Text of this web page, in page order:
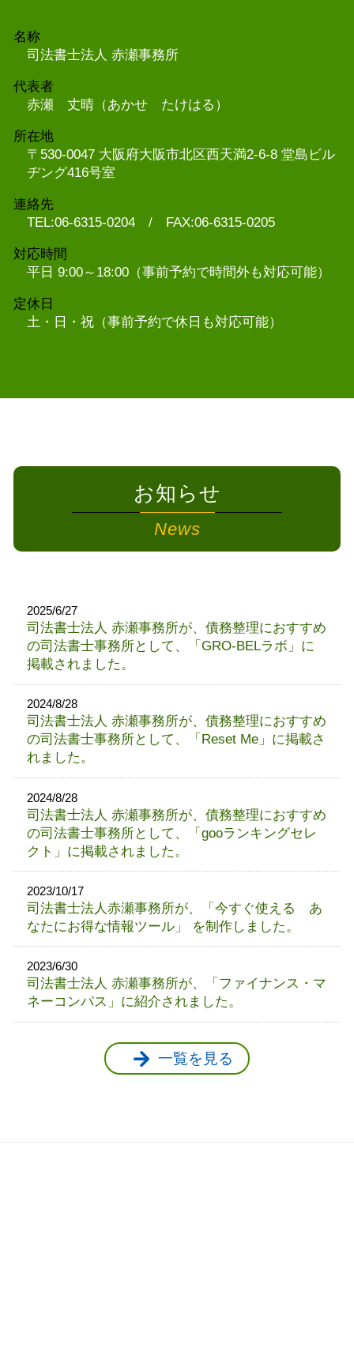
名称
司法書士法人 赤瀬事務所
代表者
赤瀬 丈晴（あかせ たけはる）
所在地
〒530-0047 大阪府大阪市北区西天満2-6-8 堂島ビル
ヂング416号室
連絡先
TEL:06-6315-0204 / FAX:06-6315-0205
対応時間
平日 9:00～18:00（事前予約で時間外も対応可能）
定休日
土・日・祝（事前予約で休日も対応可能）
お知らせ
News
2025/6/27
司法書士法人 赤瀬事務所が、債務整理におすすめ
の司法書士事務所として、「GRO-BELラボ」に
掲載されました。
2024/8/28
司法書士法人 赤瀬事務所が、債務整理におすすめ
の司法書士事務所として、「Reset Me」に掲載さ
れました。
2024/8/28
司法書士法人 赤瀬事務所が、債務整理におすすめ
の司法書士事務所として、「gooランキングセレ
クト」に掲載されました。
2023/10/17
司法書士法人赤瀬事務所が、「今すぐ使える あ
なたにお得な情報ツール」 を制作しました。
2023/6/30
司法書士法人 赤瀬事務所が、「ファイナンス・マ
ネーコンパス」に紹介されました。
一覧を見る